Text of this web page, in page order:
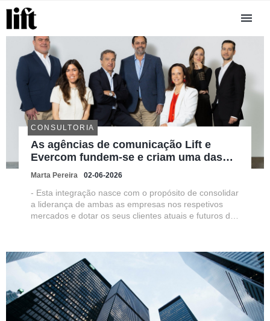
CONSULTORIA
As agências de comunicação Lift e
Evercom fundem-se e criam uma das
primeiras consultoras de comunicação
Marta Pereira 02-06-2026
- Esta integração nasce com o propósito de consolidar
a liderança de ambas as empresas nos respetivos
mercados e dotar os seus clientes atuais e futuros de
volume de negócio...